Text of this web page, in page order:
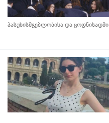
პასუხისმგებლობისა და ცოდნისადმი